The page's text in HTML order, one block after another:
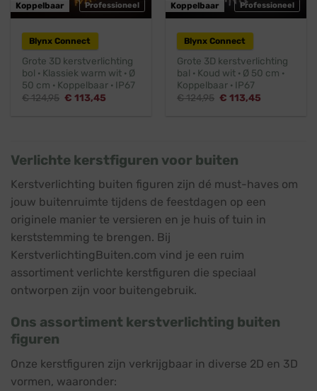
Professioneel
Koppelbaar
Blynx Connect
Grote 3D kerstverlichting
bol · Klassiek warm wit · Ø
50 cm · Koppelbaar · IP67
€124,95 Oorspronkelijke
€ 113,45
Professioneel
Koppelbaar
Blynx Connect
Grote 3D kerstverlichting
bal · Koud wit · Ø 50 cm ·
Koppelbaar · IP67
€124,95 Oorspronkelijke
€ 113,45
Verlichte kerstfiguren voor buiten
Kerstverlichting buiten figuren zijn dé must-haves om
jouw buitenruimte tijdens de feestdagen op een
originele manier te versieren en je huis of tuin in
kerststemming te brengen. Bij
KerstverlichtingBuiten.com vind je een ruim
assortiment verlichte kerstfiguren die speciaal
ontworpen zijn voor buitengebruik.
Ons assortiment kerstverlichting buiten
figuren
Onze kerstfiguren zijn verkrijgbaar in diverse 2D en 3D
vormen, waaronder: